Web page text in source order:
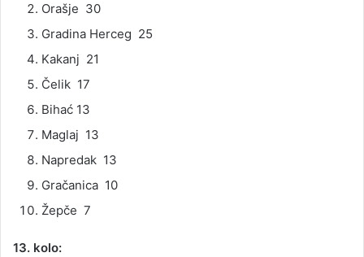
Orašje 30
Gradina Herceg 25
Kakanj 21
Čelik 17
Bihać 13
Maglaj 13
Napredak 13
Gračanica 10
Žepče 7
13. kolo: